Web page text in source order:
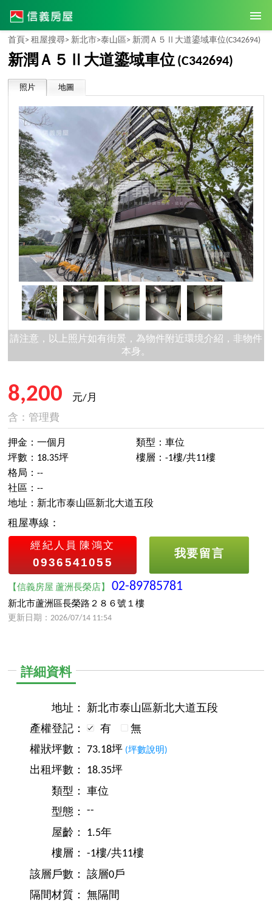
首頁> 租屋搜尋> 新北市>泰山區> 新潤Ａ５Ⅱ大道鎏域車位(C342694)
新潤Ａ５Ⅱ大道鎏域車位 (C342694)
照片 地圖
請注意，以上照片如有街景，為物件附近環境介紹，非物件
本身。
8,200
元/月
含：管理費
押金：一個月
坪數：18.35坪
類型：車位
樓層：-1樓/共11樓
格局：--
社區：--
地址：新北市泰山區新北大道五段
租屋專線：
經紀人員 陳鴻文
0936541055
我要留言
【信義房屋 蘆洲長榮店】02-89785781
新北市蘆洲區長榮路２８６號１樓
更新日期：2026/07/14 11:54
詳細資料
地址：
新北市泰山區新北大道五段
產權登記：
有
無
權狀坪數：
73.18坪 (坪數說明)
出租坪數：
18.35坪
類型：
車位
型態：
--
屋齡：
1.5年
樓層：
-1樓/共11樓
該層戶數：
該層0戶
隔間材質：
無隔間